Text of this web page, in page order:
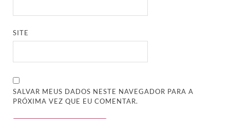
SITE
SALVAR MEUS DADOS NESTE NAVEGADOR PARA A
PRÓXIMA VEZ QUE EU COMENTAR.